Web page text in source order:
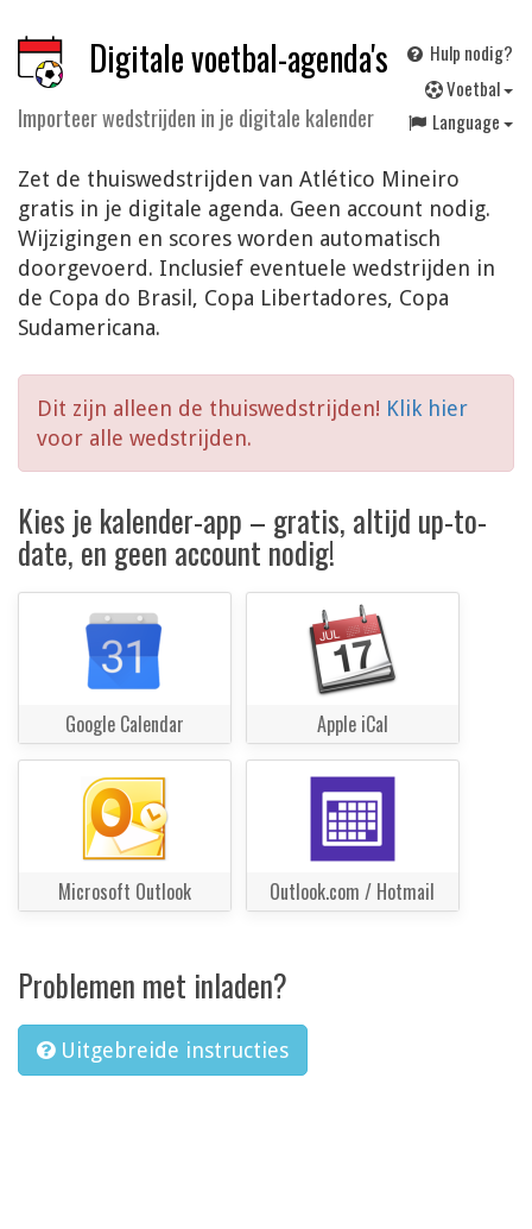
Digitale voetbal-agenda's
Importeer wedstrijden in je digitale kalender
Hulp nodig?
Voetbal
Language
Zet de thuiswedstrijden van Atlético Mineiro
gratis in je digitale agenda. Geen account nodig.
Wijzigingen en scores worden automatisch
doorgevoerd. Inclusief eventuele wedstrijden in
de Copa do Brasil, Copa Libertadores, Copa
Sudamericana.
Dit zijn alleen de thuiswedstrijden! Klik hier
voor alle wedstrijden.
Kies je kalender-app – gratis, altijd up-to-
date, en geen account nodig!
Google Calendar Apple iCal
Microsoft Outlook Outlook.com / Hotmail
Problemen met inladen?
Uitgebreide instructies